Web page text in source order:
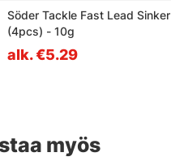
Söder Tackle Fast Lead Sinker
(4pcs) - 10g
alk. €5.29
myös